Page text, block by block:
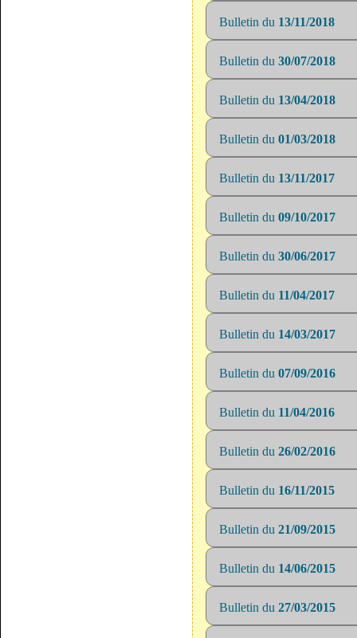
Bulletin du 13/11/2018
Bulletin du 30/07/2018
Bulletin du 13/04/2018
Bulletin du 01/03/2018
Bulletin du 13/11/2017
Bulletin du 09/10/2017
Bulletin du 30/06/2017
Bulletin du 11/04/2017
Bulletin du 14/03/2017
Bulletin du 07/09/2016
Bulletin du 11/04/2016
Bulletin du 26/02/2016
Bulletin du 16/11/2015
Bulletin du 21/09/2015
Bulletin du 14/06/2015
Bulletin du 27/03/2015